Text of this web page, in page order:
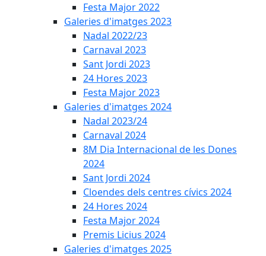
Festa Major 2022
Galeries d'imatges 2023
Nadal 2022/23
Carnaval 2023
Sant Jordi 2023
24 Hores 2023
Festa Major 2023
Galeries d'imatges 2024
Nadal 2023/24
Carnaval 2024
8M Dia Internacional de les Dones
2024
Sant Jordi 2024
Cloendes dels centres cívics 2024
24 Hores 2024
Festa Major 2024
Premis Licius 2024
Galeries d'imatges 2025